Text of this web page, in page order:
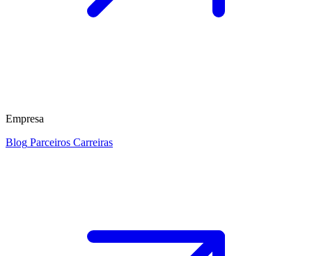
Empresa
Blog Parceiros Carreiras